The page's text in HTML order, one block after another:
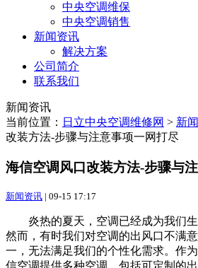
中央空调维保
中央空调销售
新闻资讯
解决方案
公司简介
联系我们
新闻资讯
当前位置： 日立中央空调维修网 > 新
改装方法-步骤与注意事项一网打尽
海信空调风口改装方法-步骤与
新闻资讯 | 09-15 17:17
炎热的夏天，空调已经成为我们生
然而，有时我们对空调的出风口不满
一，无法满足我们的个性化需求。作